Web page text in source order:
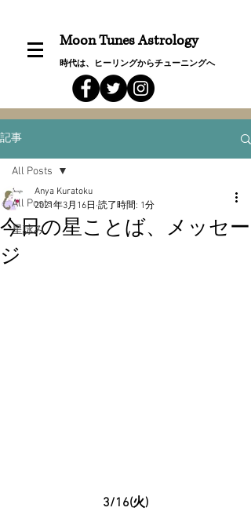
Moon Tunes Astrology
時代は、ヒーリングからチューニングへ
記事
All Posts
星詠み
All Posts
今日の星ことば、メッセー
ジ
Anya Kuratoku
2021年3月16日 読了時間: 1分
3/16(火)